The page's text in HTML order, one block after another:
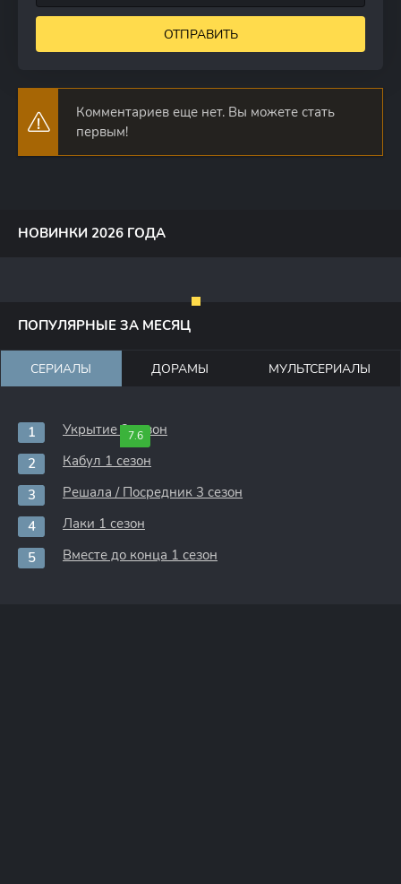
ОТПРАВИТЬ
Комментариев еще нет. Вы можете стать
первым!
НОВИНКИ 2026 ГОДА
ПОПУЛЯРНЫЕ ЗА МЕСЯЦ
СЕРИАЛЫ ДОРАМЫ МУЛЬТСЕРИАЛЫ
7.6
Укрытие 3 сезон
Кабул 1 сезон
Решала / Посредник 3 сезон
Лаки 1 сезон
Вместе до конца 1 сезон